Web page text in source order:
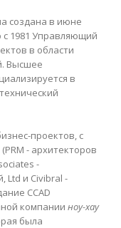
создана в июне
с 1981 Управляющий
в области
Высшее
в
проектов, с
- архитекторов
-
Ltd и Civibral -
CCAD
компании ноу-хау
была